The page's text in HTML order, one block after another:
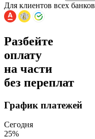
Для клиентов всех банков
Разбейте
оплату
на части
без переплат
График платежей
Сегодня
25%